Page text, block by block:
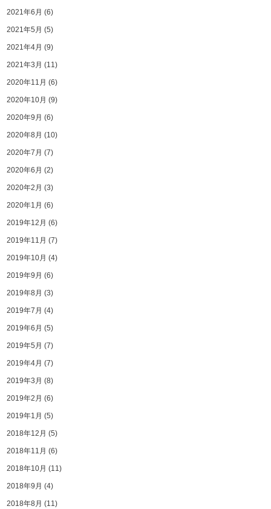
2021年6月 (6)
2021年5月 (5)
2021年4月 (9)
2021年3月 (11)
2020年11月 (6)
2020年10月 (9)
2020年9月 (6)
2020年8月 (10)
2020年7月 (7)
2020年6月 (2)
2020年2月 (3)
2020年1月 (6)
2019年12月 (6)
2019年11月 (7)
2019年10月 (4)
2019年9月 (6)
2019年8月 (3)
2019年7月 (4)
2019年6月 (5)
2019年5月 (7)
2019年4月 (7)
2019年3月 (8)
2019年2月 (6)
2019年1月 (5)
2018年12月 (5)
2018年11月 (6)
2018年10月 (11)
2018年9月 (4)
2018年8月 (11)